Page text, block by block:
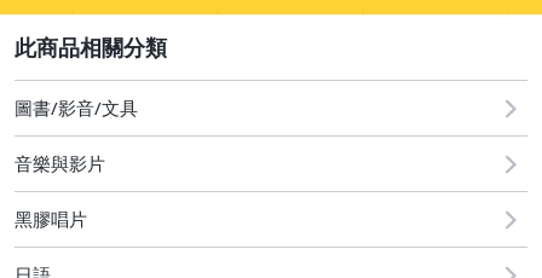
其它
[全店] 粉絲專享
[全店] 週年慶
圖書/影音/文具
音樂與影片
黑膠唱片